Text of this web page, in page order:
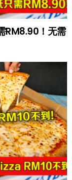
RM8.90！无需